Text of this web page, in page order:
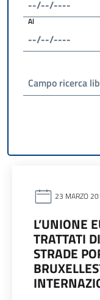
Al
Campo ricerca
23 MARZO
L’UNIONE
TRATTATI
STRADE